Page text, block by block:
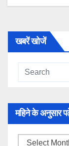
खबरें खोजें
महिने के अनुसार
महिने